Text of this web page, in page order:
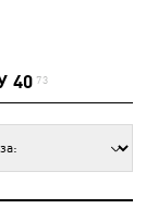
40 73